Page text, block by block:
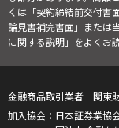
くは「契約締結前交付書
論見書補完書面」または
に関する説明」をよくお
金融商品取引業者 関東
日本証券業協